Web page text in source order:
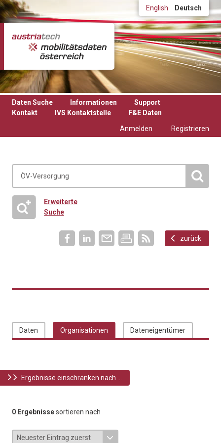
Direkt zum Inhalt English Deutsch
Daten Suche Informationen
Support
Kontakt
IVS Kontaktstelle
F&E Daten
Anmelden
Registrieren
Erweiterte
Suche
zurück
Daten Organisationen Dateneigentümer
Ergebnisse einschränken nach ...
0 Ergebnissesortieren nach